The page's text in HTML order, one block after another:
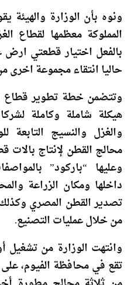
ونوه بأن الوزارة والهيئة
المملوكة معظمها لقطاع
بالفعل اختيار قطعتي ارض
حاليا انتقاء مجموعة اخرى
وتتضمن خطة تطوير قطاع
هيكلة شاملة وكاملة
والغزل والنسيج
محالج القطن لإنتاج بالات
وعليها “باركود”
داخلها ومكان الزراعة
تصدير القطن المصري
من خلال عمليات التصنيع.
وانتهت الوزارة من تشغيل